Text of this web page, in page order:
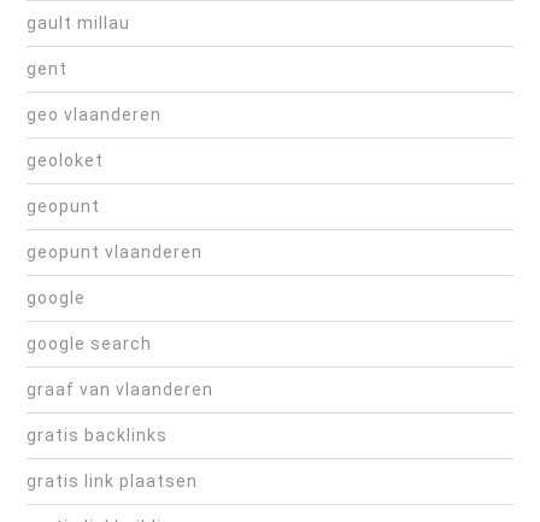
gault millau
gent
geo vlaanderen
geoloket
geopunt
geopunt vlaanderen
google
google search
graaf van vlaanderen
gratis backlinks
gratis link plaatsen